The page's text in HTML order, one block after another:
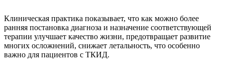
Клиническая практика показывает, что как можно более
ранняя постановка диагноза и назначение соответствующей
терапии улучшает качество жизни, предотвращает развитие
многих осложнений, снижает летальность, что особенно
важно для пациентов с ТКИД.